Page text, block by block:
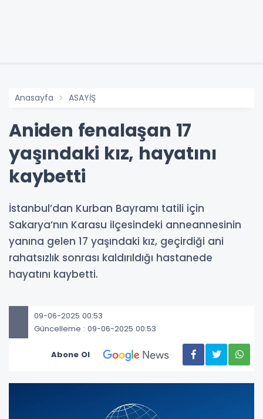
Anasayfa ASAYİŞ
Aniden fenalaşan 17
yaşındaki kız, hayatını
kaybetti
İstanbul’dan Kurban Bayramı tatili için
Sakarya’nın Karasu ilçesindeki anneannesinin
yanına gelen 17 yaşındaki kız, geçirdiği ani
rahatsızlık sonrası kaldırıldığı hastanede
hayatını kaybetti.
09-06-2025 00:53
Güncelleme : 09-06-2025 00:53
Abone Ol